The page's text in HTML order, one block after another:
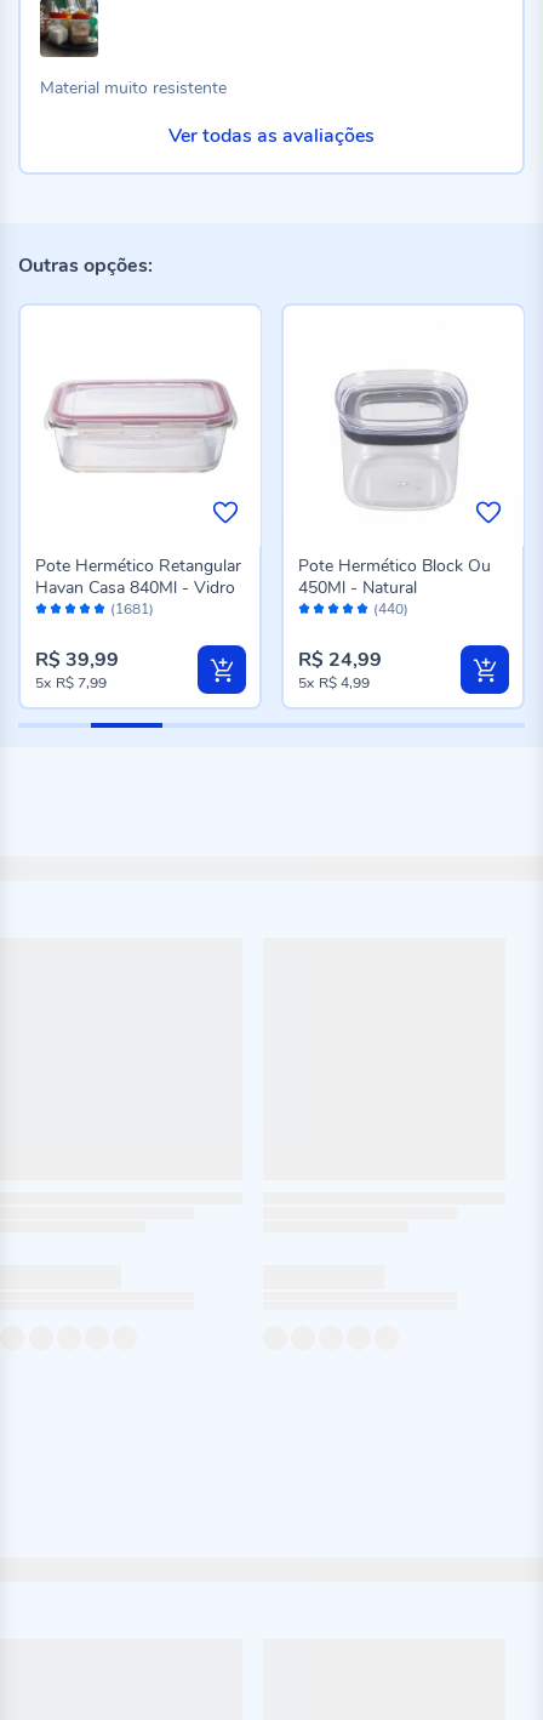
Material muito resistente
Ver todas as avaliações
Outras opções:
Avaliação: (1681)
Pote Hermético Retangular
Havan Casa 840Ml - Vidro
R$ 39,99
5x R$ 7,99
Avaliação: (440)
Pote Hermético Block Ou
450Ml - Natural
R$ 24,99
5x R$ 4,99